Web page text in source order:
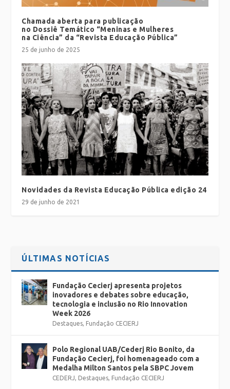
Chamada aberta para publicação
no Dossiê Temático “Meninas e Mulheres
na Ciência” da “Revista Educação Pública”
25 de junho de 2025
Novidades da Revista Educação Pública edição 24
29 de junho de 2021
ÚLTIMAS NOTÍCIAS
Fundação Cecierj apresenta projetos
inovadores e debates sobre educação,
tecnologia e inclusão no Rio Innovation
Week 2026
Destaques, Fundação CECIERJ
Polo Regional UAB/Cederj Rio Bonito, da
Fundação Cecierj, foi homenageado com a
Medalha Milton Santos pela SBPC Jovem
CEDERJ, Destaques, Fundação CECIERJ